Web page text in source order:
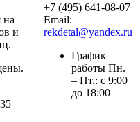
на
и
+7 (495) 641-08-07
Email:
rekdetal@yandex.ru
График
работы Пн.
– Пт.: с 9:00
до 18:00